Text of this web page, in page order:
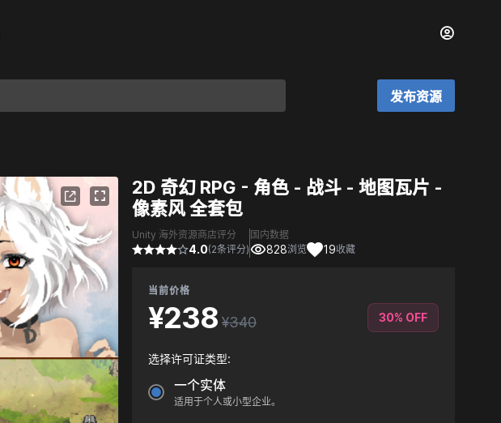
发布资源
2D 奇幻 RPG - 角色 - 战斗 - 地图瓦片 -
像素风 全套包
Unity 海外资源商店评分
4.0(2条评分)
国内数据
828浏览 19收藏
当前价格
¥238 ¥340 30% OFF
选择许可证类型:
一个实体
适用于个人或小型企业。